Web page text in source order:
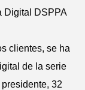
Digital DSPPA
clientes, se ha
de la serie
32